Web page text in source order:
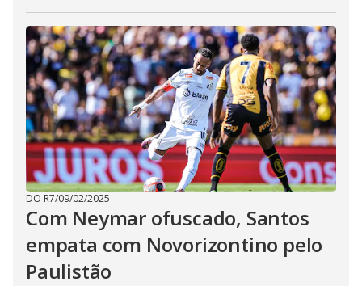
DO R7/09/02/2025
Com Neymar ofuscado, Santos
empata com Novorizontino pelo
Paulistão